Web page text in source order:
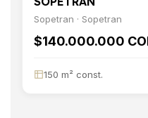
Sopetran · Sopetran
$140.000.000
150 m² const.